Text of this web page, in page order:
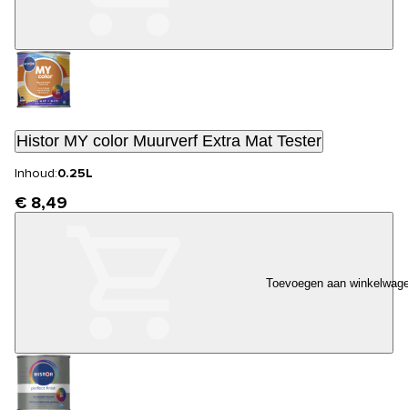
Histor MY color Muurverf Extra Mat Tester
Inhoud:0.25L
€ 8,49
Toevoegen aan